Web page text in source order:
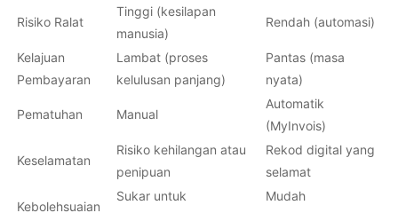
Risiko Ralat
Tinggi (kesilapan
manusia)
Rendah (automasi)
Kelajuan
Pembayaran
Lambat (proses
kelulusan panjang)
Pantas (masa
nyata)
Pematuhan Manual
Automatik
(MyInvois)
Keselamatan
Risiko kehilangan atau
penipuan
Rekod digital yang
selamat
Kebolehsuaian
Sukar untuk
Mudah